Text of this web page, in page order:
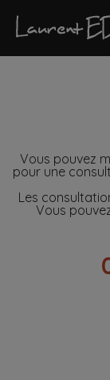
Vous pouvez
pour une
Les
Vous